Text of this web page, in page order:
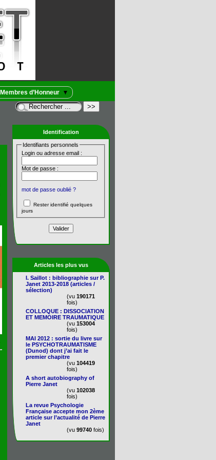
Membres d’Honneur
Identification
Identifiants personnels
Login ou adresse email :
Mot de passe :
mot de passe oublié ?
Rester identifié quelques
jours
Articles les plus vus
I. Saillot : bibliographie sur P.
Janet 2013-2018 (articles /
sélection)
(vu 190171
fois)
COLLOQUE : DISSOCIATION
ET MEMOIRE TRAUMATIQUE
(vu 153004
fois)
MAI 2012 : sortie du livre sur
le PSYCHOTRAUMATISME
(Dunod) dont j’ai fait le
premier chapitre
(vu 104419
fois)
A short autobiography of
Pierre Janet
(vu 102038
fois)
La revue Psychologie
Française accepte mon 2ème
article sur l’actualité de Pierre
Janet
(vu 99740 fois)